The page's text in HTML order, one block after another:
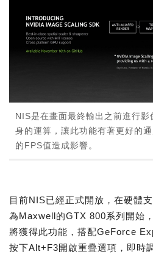
NIS是在畫面最終輸出之前進行
身的運算，讓此功能有著更好的
的FPS值造成影響。
目前NIS已經正式開放，在硬體
為Maxwell的GTX 800系列開始
將獲得此功能，搭配GeForce
按下Alt+F3開啟重疊選項，即時